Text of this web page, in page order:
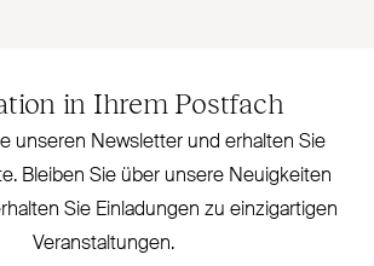
in Ihrem Postfach
unseren Newsletter und erhalten Sie
Bleiben Sie über unsere Neu­igkeiten
Sie Ein­ladungen zu ein­zig­artigen
Veranstaltungen.